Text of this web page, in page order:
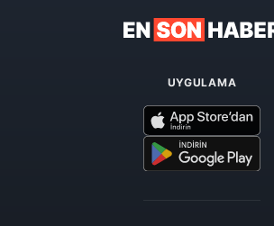
UYGULAMA